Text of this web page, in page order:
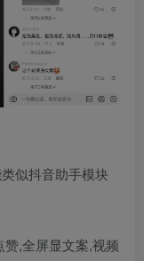
似抖音助手模块
,全屏显文案,视频